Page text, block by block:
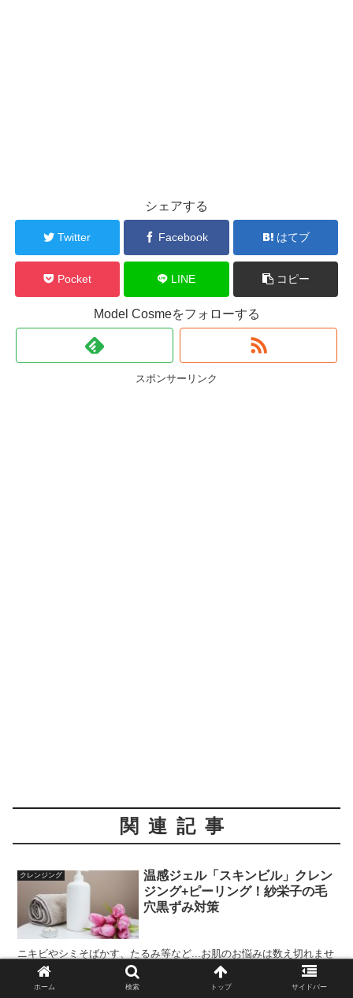
シェアする
Twitter Facebook はてブ
Pocket LINE コピー
Model Cosmeをフォローする
スポンサーリンク
関連記事
クレンジング
温感ジェル「スキンビル」クレン
ジング+ピーリング！紗栄子の毛
穴黒ずみ対策
ニキビやシミそばかす、たるみ等など...お肌のお悩みは数え切れませ
んよね。そんな数あるお肌悩みの中でも、必ずといっていいほどベス
ト3に入る悩みだといわれているの...
2020.04.16
ホーム 検索 トップ サイドバー